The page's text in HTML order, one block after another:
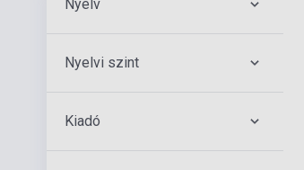
Nyelv
Nyelvi szint
Kiadó